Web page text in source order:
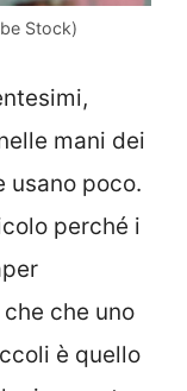
Stock)
mani dei
usano poco.
perché i
che uno
è quello